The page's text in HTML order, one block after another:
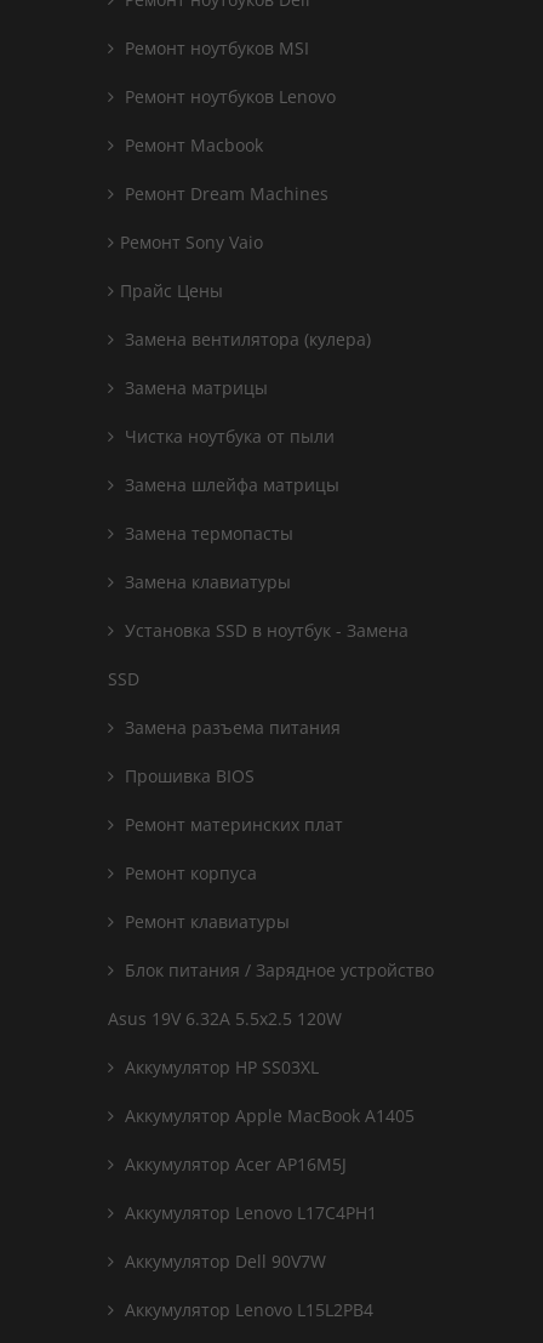
Ремонт ноутбуков MSI
Ремонт ноутбуков Lenovo
Ремонт Macbook
Ремонт Dream Machines
Ремонт Sony Vaio
Прайс Цены
Замена вентилятора (кулера)
Замена матрицы
Чистка ноутбука от пыли
Замена шлейфа матрицы
Замена термопасты
Замена клавиатуры
Установка SSD в ноутбук - Замена
SSD
Замена разъема питания
Прошивка BIOS
Ремонт материнских плат
Ремонт корпуса
Ремонт клавиатуры
Блок питания / Зарядное устройство
Asus 19V 6.32A 5.5x2.5 120W
Аккумулятор HP SS03XL
Аккумулятор Apple MacBook A1405
Аккумулятор Acer AP16M5J
Аккумулятор Lenovo L17C4PH1
Аккумулятор Dell 90V7W
Аккумулятор Lenovo L15L2PB4